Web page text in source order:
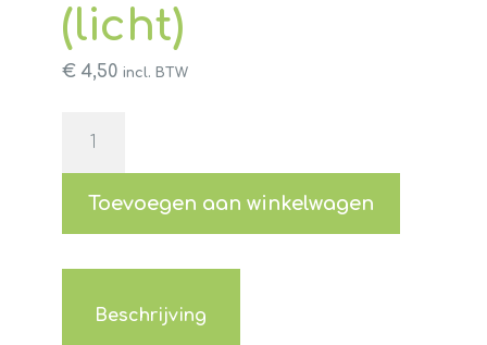
(licht)
€ 4,50 incl. BTW
boob
(licht)
aantal
Toevoegen aan winkelwagen
Beschrijving